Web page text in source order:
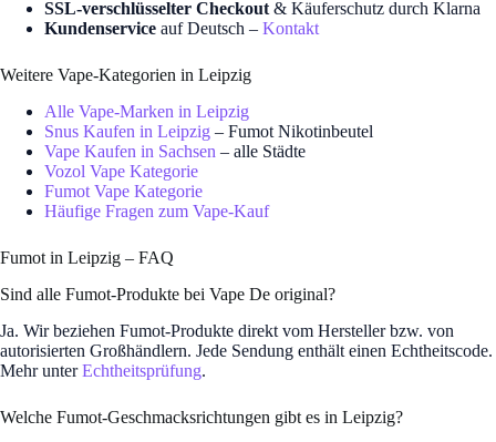
SSL-verschlüsselter Checkout & Käuferschutz durch Klarna
Kundenservice auf Deutsch – Kontakt
Weitere Vape-Kategorien in Leipzig
Alle Vape-Marken in Leipzig
Snus Kaufen in Leipzig – Fumot Nikotinbeutel
Vape Kaufen in Sachsen – alle Städte
Vozol Vape Kategorie
Fumot Vape Kategorie
Häufige Fragen zum Vape-Kauf
Fumot in Leipzig – FAQ
Sind alle Fumot-Produkte bei Vape De original?
Ja. Wir beziehen Fumot-Produkte direkt vom Hersteller bzw. von
autorisierten Großhändlern. Jede Sendung enthält einen Echtheitscode.
Mehr unterEchtheitsprüfung.
Welche Fumot-Geschmacksrichtungen gibt es in Leipzig?